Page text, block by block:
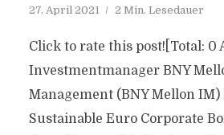
27. April 2021 2 Min. Lesedauer
Click to rate this post![Total: 0
Investmentmanager BNY
Management (BNY Mellon
Sustainable Euro Corporate